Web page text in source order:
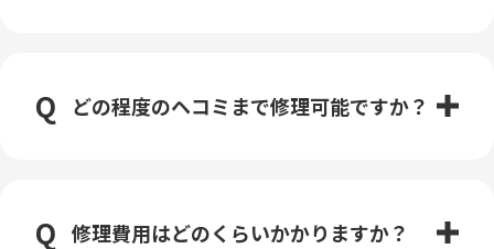
どの程度のヘコミまで修理可能ですか？
修理費用はどのくらいかかりますか？